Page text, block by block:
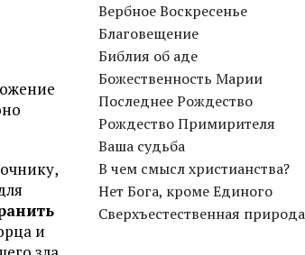
и
Вербное Воскресенье
Благовещение
Библия об аде
Божественность Марии
Последнее Рождество
Рождество Примирителя
Ваша судьба
В чем смысл христианства?
Нет Бога, кроме Единого
Сверхъестественная